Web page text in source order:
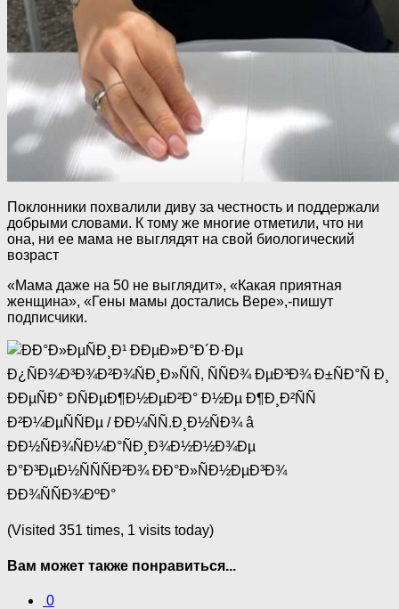
Поклонники похвалили диву за честность и поддержали
добрыми словами. К тому же многие отметили, что ни
она, ни ее мама не выглядят на свой биологический
возраст
«Мама даже на 50 не выглядит», «Какая приятная
женщина», «Гены мамы достались Вере»,-пишут
подписчики.
(Visited 351 times, 1 visits today)
Вам может также понравиться...
0